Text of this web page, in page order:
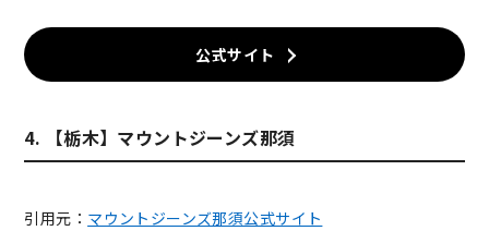
公式サイト
4. 【栃木】マウントジーンズ那須
引用元： マウントジーンズ那須公式サイト